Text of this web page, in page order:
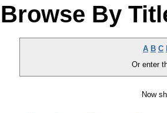
Browse By
A B C
Or enter
Now